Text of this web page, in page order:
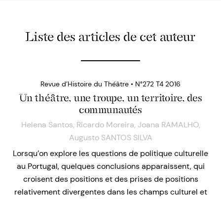
Liste des articles de cet auteur
Revue d’Histoire du Théâtre • N°272 T4 2016
Un théâtre, une troupe, un territoire, des
communautés
Helena Santos, Ricardo Moreira, Joana RAMALHO,
Augusto SANTOS SILVA
Lorsqu’on explore les questions de politique culturelle
au Portugal, quelques conclusions apparaissent, qui
croisent des positions et des prises de positions
relativement divergentes dans les champs culturel et